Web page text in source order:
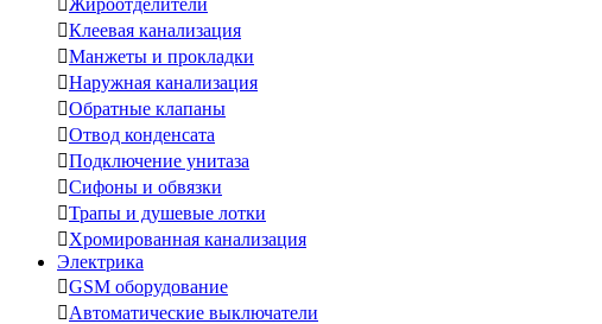
Жироотделители
Клеевая канализация
Манжеты и прокладки
Наружная канализация
Обратные клапаны
Отвод конденсата
Подключение унитаза
Сифоны и обвязки
Трапы и душевые лотки
Хромированная канализация
Электрика
GSM оборудование
Автоматические выключатели